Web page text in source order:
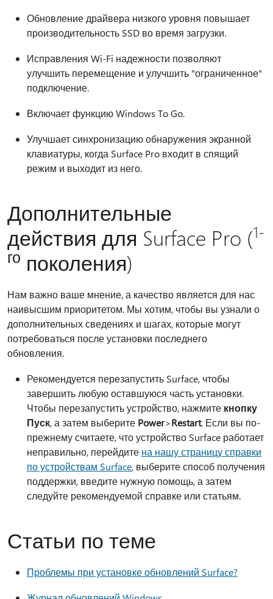
Обновление драйвера низкого уровня повышает
производительность SSD во время загрузки.
Исправления Wi-Fi надежности позволяют
улучшить перемещение и улучшить "ограниченное"
подключение.
Включает функцию Windows To Go.
Улучшает синхронизацию обнаружения экранной
клавиатуры, когда Surface Pro входит в спящий
режим и выходит из него.
Дополнительные
действия для Surface Pro (1-
го поколения)
Нам важно ваше мнение, а качество является для нас
наивысшим приоритетом. Мы хотим, чтобы вы узнали о
дополнительных сведениях и шагах, которые могут
потребоваться после установки последнего
обновления.
Рекомендуется перезапустить Surface, чтобы
завершить любую оставшуюся часть установки.
Чтобы перезапустить устройство, нажмите кнопку
Пуск, а затем выберите Power>Restart. Если вы по-
прежнему считаете, что устройство Surface работает
неправильно, перейдите на нашу страницу справки
по устройствам Surface, выберите способ получения
поддержки, введите нужную помощь, а затем
следуйте рекомендуемой справке или статьям.
Статьи по теме
Проблемы при установке обновлений Surface?